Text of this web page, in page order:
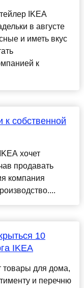
IKEA
в августе
и иметь вкус
к
к собственной
хочет
продавать
компания
10
IKEA
товары для дома,
и перечню